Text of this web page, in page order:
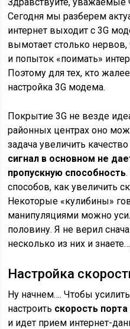
Сегодня мы разберем
интернет выходит с 3G
вымотает столько
и попыток «поимать»
Поэтому для тех, кто
настройка 3G модема.
Покрытие 3G не везде
районных центрах оно
задача увеличить
сигнал в основном не
пропускную способность
способов, как увеличить
Некоторые «кулибины»
манипуляциями можно
половину. Я не верил
несколько из них и
Настройка
Ну начнем…. Чтобы
настроить скорость порта
и идет прием интернет-